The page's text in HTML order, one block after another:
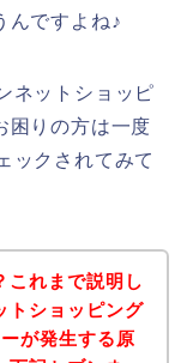
んですよね♪
ネットショッピ
困りの方は一度
ックされてみて
これまで説明し
トショッピング
が発生する原